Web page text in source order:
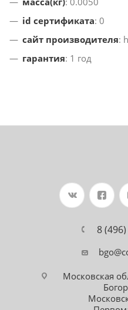
id сертификата: 0
сайт производителя:
гарантия: 1 год
8
Московская